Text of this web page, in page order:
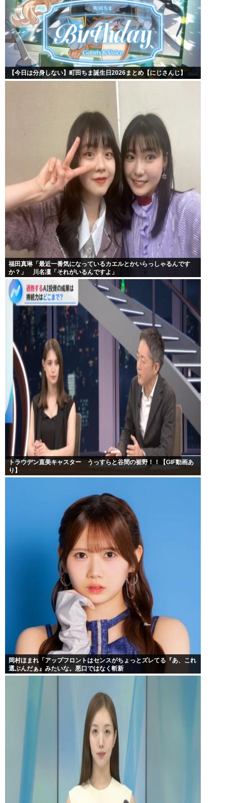
【今日は分身しない】町田ちま誕生日2026まとめ【にじさんじ】
福田真琳「最近一番気になっているカエルとかいらっしゃるんです
か？」 川名凜「それがいるんですよ」
トラウデン直美キャスター うっすらと谷間の裾野！！【GIF動画あ
り】
岡村ほまれ「アップフロントはセンスがちょっとズレてる『あ、これ
選ぶんだぁ』みたいな。悪口ではなく斬新